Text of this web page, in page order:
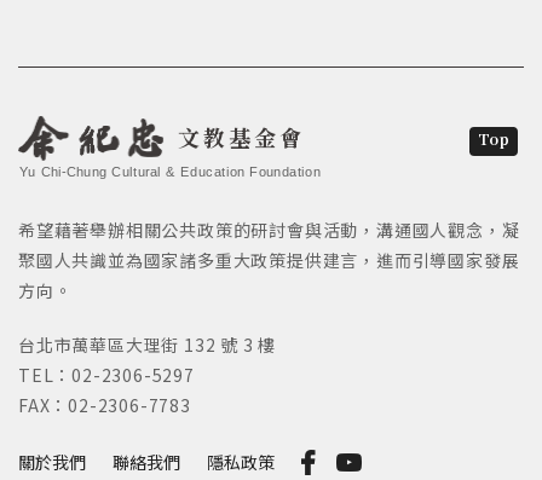
文教基金會
Yu Chi-Chung Cultural & Education Foundation
關於我們 聯絡我們 隱私政策
希望藉著舉辦相關公共政策的研討會與活動，溝通國人觀念，凝
聚國人共識並為國家諸多重大政策提供建言，進而引導國家發展
方向。
台北市萬華區大理街 132 號 3 樓
TEL：02-2306-5297
FAX：02-2306-7783
Top